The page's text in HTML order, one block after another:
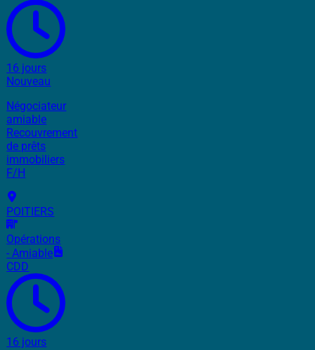
16 jours
Nouveau
Négociateur
amiable
Recouvrement
de prêts
immobiliers
F/H
POITIERS
Opérations
- Amiable
CDD
16 jours